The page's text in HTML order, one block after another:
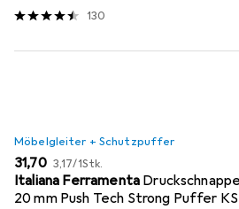
130
Möbelgleiter + Schutzpuffer
EUR
31,70 EUR
3,17/1Stk.
Italiana Ferramenta
20 mm Push Tech Strong Puffer